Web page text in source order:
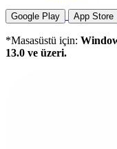
Google Play App Store
*Masasüstü için:
13.0 ve üzeri.